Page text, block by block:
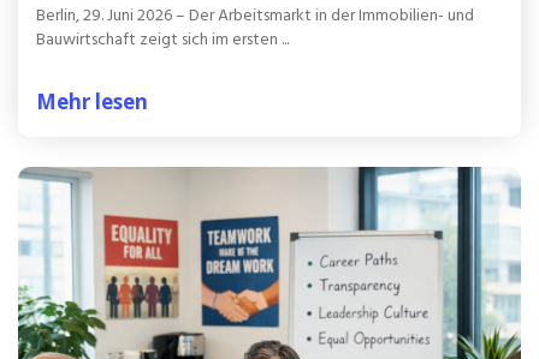
Berlin, 29. Juni 2026 – Der Arbeitsmarkt in der Immobilien- und
Bauwirtschaft zeigt sich im ersten ...
Mehr lesen